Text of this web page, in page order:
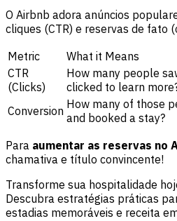
O Airbnb adora anúncios
cliques (CTR) e reservas de fato
Metric
What it Means
CTR
(Clicks)
How many people
clicked to learn
Conversion How many of those
and booked a stay?
Para aumentar as reservas no
chamativa e título convincente!
Transforme sua hospitalidade
Descubra estratégias práticas
estadias memoráveis e receita